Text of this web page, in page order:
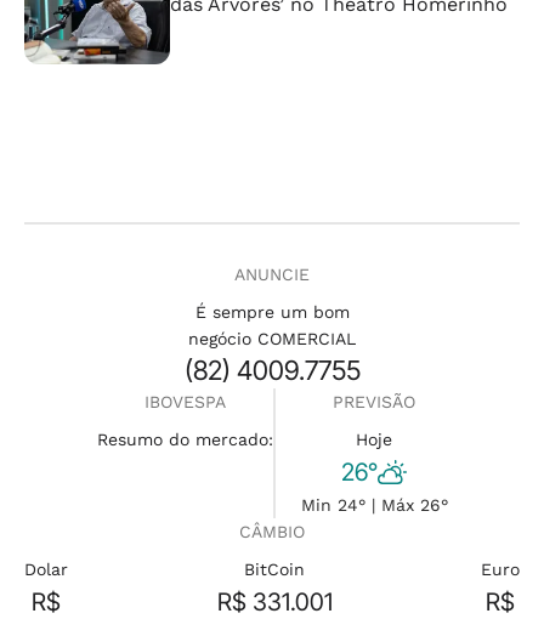
ANUNCIE
É sempre um bom
negócio COMERCIAL
(82) 4009.7755
IBOVESPA
Resumo do mercado:
PREVISÃO
Hoje
26°
Min 24° | Máx 26°
CÂMBIO
Dolar
R$
BitCoin
R$ 331.001
Euro
R$